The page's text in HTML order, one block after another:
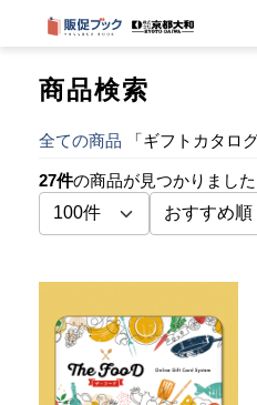
商品検索
全ての商品 「ギフトカタロ
27件の商品が見つかりました